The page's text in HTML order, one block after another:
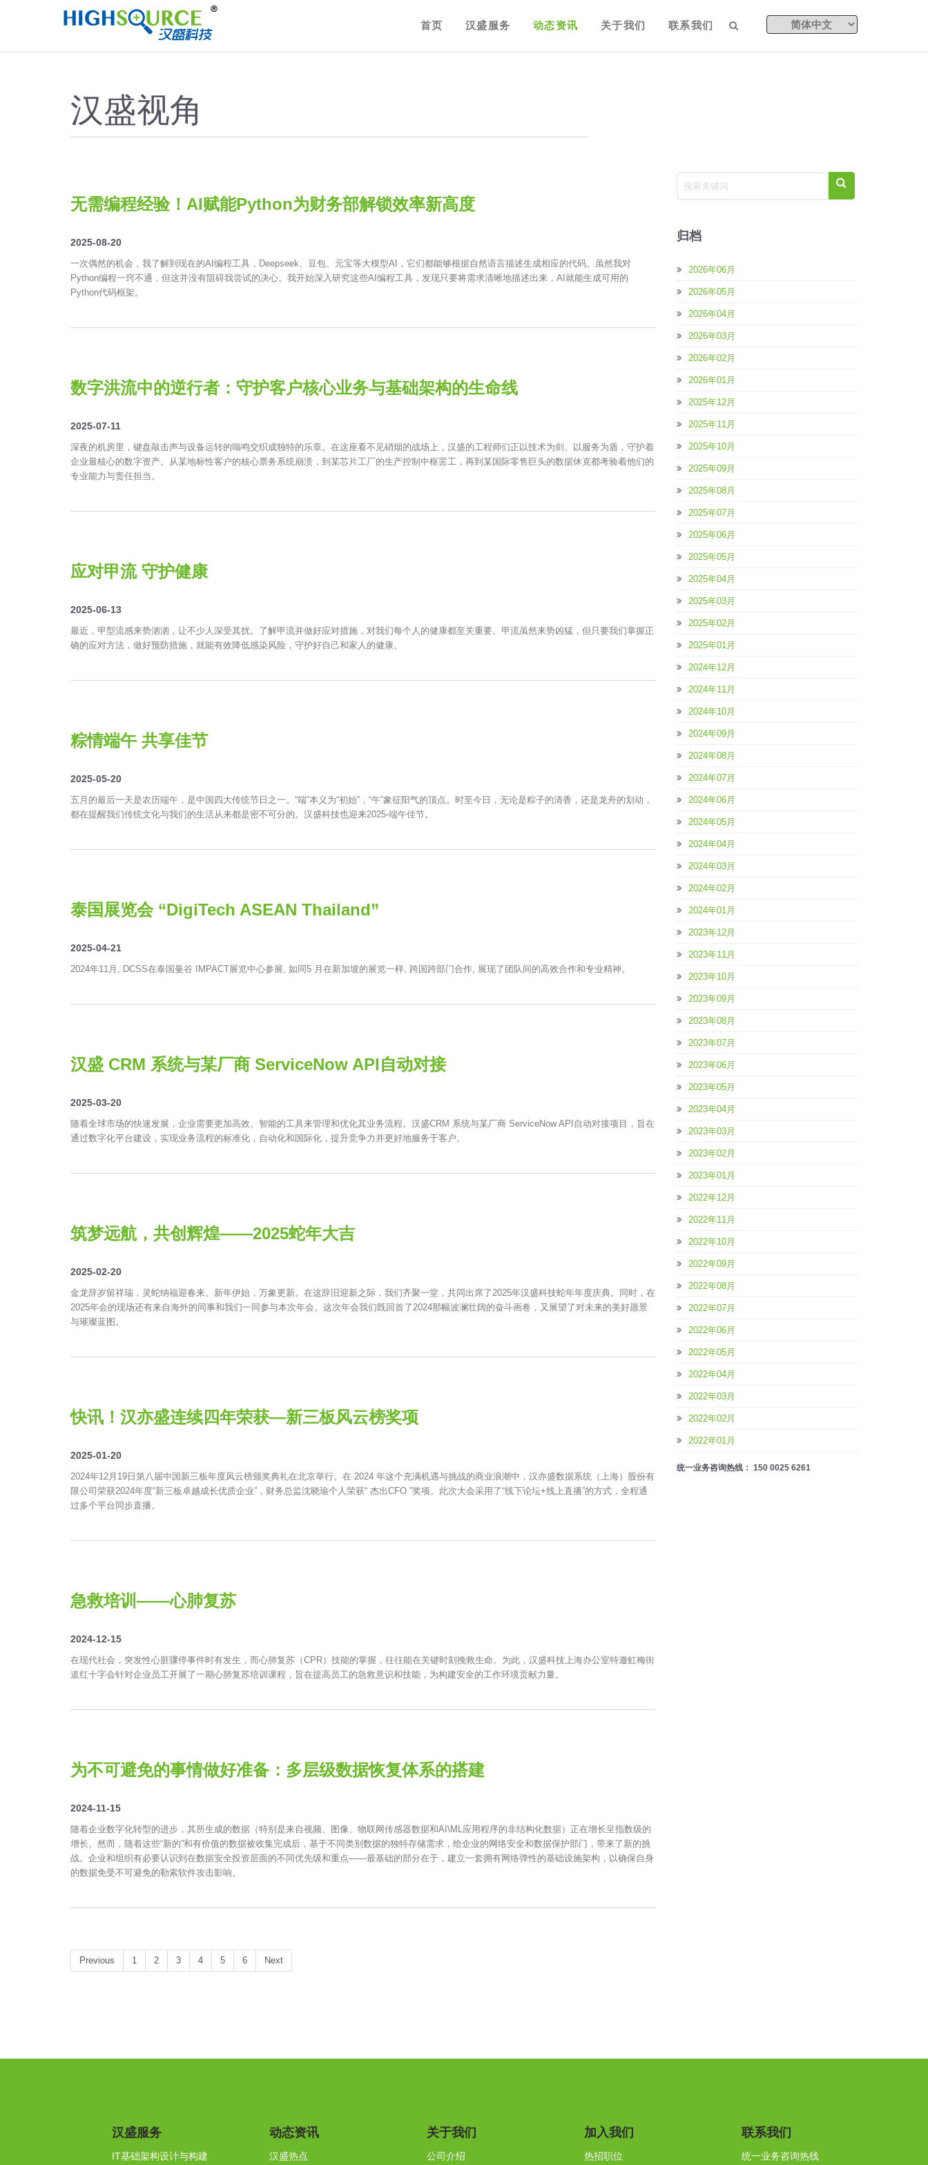
首页 汉盛服务 动态资讯 关于我们 联系我们
汉盛视角
无需编程经验！AI赋能Python为财务部解锁效率新高度
2025-08-20
一次偶然的机会，我了解到现在的AI编程工具，Deepseek、豆包、元宝等大模型AI，它们都能够根据自然语言描述生成相应的代码。虽然我对
Python编程一窍不通，但这并没有阻碍我尝试的决心。我开始深入研究这些AI编程工具，发现只要将需求清晰地描述出来，AI就能生成可用的
Python代码框架。​
数字洪流中的逆行者：守护客户核心业务与基础架构的生命线
2025-07-11
深夜的机房里，键盘敲击声与设备运转的嗡鸣交织成独特的乐章。在这座看不见硝烟的战场上，汉盛的工程师们正以技术为剑、以服务为盾，守护着
企业最核心的数字资产。从某地标性客户的核心票务系统崩溃，到某芯片工厂的生产控制中枢罢工，再到某国际零售巨头的数据休克都考验着他们的
专业能力与责任担当。
应对甲流 守护健康
2025-06-13
最近，甲型流感来势汹汹，让不少人深受其扰。了解甲流并做好应对措施，对我们每个人的健康都至关重要。甲流虽然来势凶猛，但只要我们掌握正
确的应对方法，做好预防措施，就能有效降低感染风险，守护好自己和家人的健康。
粽情端午 共享佳节
2025-05-20
五月的最后一天是农历端午，是中国四大传统节日之一。“端”本义为“初始”，“午”象征阳气的顶点。时至今日，无论是粽子的清香，还是龙舟的划动，
都在提醒我们传统文化与我们的生活从来都是密不可分的。汉盛科技也迎来2025-端午佳节。
泰国展览会 “DigiTech ASEAN Thailand”
2025-04-21
2024年11月, DCSS在泰国曼谷 IMPACT展览中心参展, 如同5 月在新加坡的展览一样, 跨国跨部门合作, 展现了团队间的高效合作和专业精神。
汉盛 CRM 系统与某厂商 ServiceNow API自动对接
2025-03-20
随着全球市场的快速发展，企业需要更加高效、智能的工具来管理和优化其业务流程。汉盛CRM 系统与某厂商 ServiceNow API自动对接项目，旨在
通过数字化平台建设，实现业务流程的标准化，自动化和国际化，提升竞争力并更好地服务于客户。
筑梦远航，共创辉煌——2025蛇年大吉
2025-02-20
金龙辞岁留祥瑞，灵蛇纳福迎春来。新年伊始，万象更新。在这辞旧迎新之际，我们齐聚一堂，共同出席了2025年汉盛科技蛇年年度庆典。同时，在
2025年会的现场还有来自海外的同事和我们一同参与本次年会。这次年会我们既回首了2024那幅波澜壮阔的奋斗画卷，又展望了对未来的美好愿景
与璀璨蓝图。
快讯！汉亦盛连续四年荣获—新三板风云榜奖项
2025-01-20
2024年12月19日第八届中国新三板年度风云榜颁奖典礼在北京举行。在 2024 年这个充满机遇与挑战的商业浪潮中，汉亦盛数据系统（上海）股份有
限公司荣获2024年度“新三板卓越成长优质企业”，财务总监沈晓瑜个人荣获“ 杰出CFO ”奖项。此次大会采用了“线下论坛+线上直播”的方式，全程通
过多个平台同步直播。
急救培训——心肺复苏
2024-12-15
在现代社会，突发性心脏骤停事件时有发生，而心肺复苏（CPR）技能的掌握，往往能在关键时刻挽救生命。为此，汉盛科技上海办公室特邀虹梅街
道红十字会针对企业员工开展了一期心肺复苏培训课程，旨在提高员工的急救意识和技能，为构建安全的工作环境贡献力量。
为不可避免的事情做好准备：多层级数据恢复体系的搭建
2024-11-15
随着企业数字化转型的进步，其所生成的数据（特别是来自视频、图像、物联网传感器数据和AI\ML应用程序的非结构化数据）正在增长呈指数级的
增长。然而，随着这些“新的”和有价值的数据被收集完成后，基于不同类别数据的独特存储需求，给企业的网络安全和数据保护部门，带来了新的挑
战。企业和组织有必要认识到在数据安全投资层面的不同优先级和重点——最基础的部分在于，建立一套拥有网络弹性的基础设施架构，以确保自身
的数据免受不可避免的勒索软件攻击影响。
Previous 1 2 3 4 5 6 Next
归档
2026年06月
2026年05月
2026年04月
2026年03月
2026年02月
2026年01月
2025年12月
2025年11月
2025年10月
2025年09月
2025年08月
2025年07月
2025年06月
2025年05月
2025年04月
2025年03月
2025年02月
2025年01月
2024年12月
2024年11月
2024年10月
2024年09月
2024年08月
2024年07月
2024年06月
2024年05月
2024年04月
2024年03月
2024年02月
2024年01月
2023年12月
2023年11月
2023年10月
2023年09月
2023年08月
2023年07月
2023年06月
2023年05月
2023年04月
2023年03月
2023年02月
2023年01月
2022年12月
2022年11月
2022年10月
2022年09月
2022年08月
2022年07月
2022年06月
2022年05月
2022年04月
2022年03月
2022年02月
2022年01月
统一业务咨询热线： 150 0025 6261
汉盛服务
IT基础架构设计与构建
动态资讯
汉盛热点
关于我们
公司介绍
加入我们
热招职位
联系我们
统一业务咨询热线